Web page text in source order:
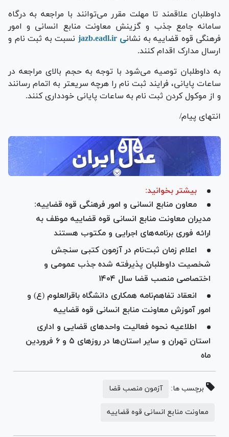
داوطلبان علاقمند تا مهلت مقرر می‌توانند با مراجعه به درگاه
سامانه جامع جذب و گزینش معاونت منابع انسانی و امور
فرهنگی قوه قضاییه به نشانی jazb.eadl.ir
نسبت به ثبت نام و
ارسال مدارک اقدام کنند.
به داوطلبان توصیه می‌شود با توجه به حجم بالای مراجعه در
ساعات پایانی، فرایند ثبت نام را هرچه سریعتر به اتمام رسانند
و از موکول کردن ثبت نام به ساعات پایانی خودداری کنند.
انتهای پیام/
بیشتر بخوانید:
معاون منابع انسانی و امور فرهنگی قوه قضاییه:
مدیران معاونت منابع انسانی قوه قضاییه موظف به
ارائه فوری برنامه‌های اجرایی و مکتوب هستند
اعلام زمان ثبت‌نام در آزمون کتبی سنجش
شخصیت داوطلبان پذیرفته شده جذب عمومی و
اختصاصی منصب قضا سال ۱۴۰۴
انعقاد تفاهم‌نامه همکاری دانشگاه باقرالعلوم (ع) و
امور آموزش معاونت منابع انسانی قوه قضاییه
اطلاعیه نحوه فعالیت واحد‌های قضایی و اداری
استان تهران و سایر استان‌ها در روز‌های ۵ و ۶ فروردین
ماه
برچسب ها: آزمون منصب قضا
معاونت منابع انسانی قوه قضاییه